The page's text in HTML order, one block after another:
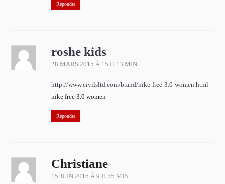
Répondre
roshe kids
28 MARS 2015 À 15 H 13 MIN
http://www.civilsltd.com/brand/nike-free-3.0-women.html
nike free 3.0 women
Répondre
Christiane
15 JUIN 2016 À 9 H 55 MIN